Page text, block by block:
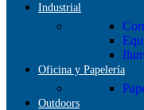
Industrial
Oficina y Papelería
Outdoors